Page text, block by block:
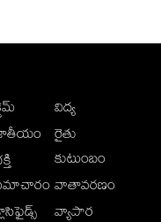
విద్య
రైతు
కుటుంబం
వాతావరణం
వ్యాపార